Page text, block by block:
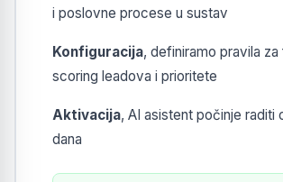
i poslovne procese u sustav
Konfiguracija, definiramo pravila
scoring leadova i prioritete
Aktivacija, AI asistent počinje raditi
dana